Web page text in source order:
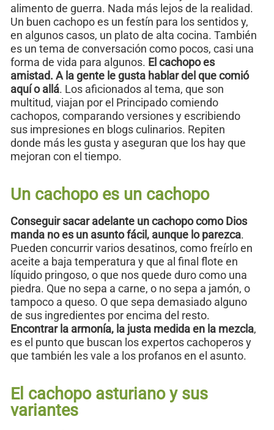
alimento de guerra. Nada más lejos de la realidad.
Un buen cachopo es un festín para los sentidos y,
en algunos casos, un plato de alta cocina. También
es un tema de conversación como pocos, casi una
forma de vida para algunos. El cachopo es
amistad. A la gente le gusta hablar del que comió
aquí o allá. Los aficionados al tema, que son
multitud, viajan por el Principado comiendo
cachopos, comparando versiones y escribiendo
sus impresiones en blogs culinarios. Repiten
donde más les gusta y aseguran que los hay que
mejoran con el tiempo.
Un cachopo es un cachopo
Conseguir sacar adelante un cachopo como Dios
manda no es un asunto fácil, aunque lo parezca.
Pueden concurrir varios desatinos, como freírlo en
aceite a baja temperatura y que al final flote en
líquido pringoso, o que nos quede duro como una
piedra. Que no sepa a carne, o no sepa a jamón, o
tampoco a queso. O que sepa demasiado alguno
de sus ingredientes por encima del resto.
Encontrar la armonía, la justa medida en la mezcla,
es el punto que buscan los expertos cachoperos y
que también les vale a los profanos en el asunto.
El cachopo asturiano y sus
variantes